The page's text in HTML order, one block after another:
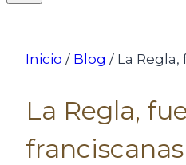
Inicio / Blog / La
La Regla,
franciscanas